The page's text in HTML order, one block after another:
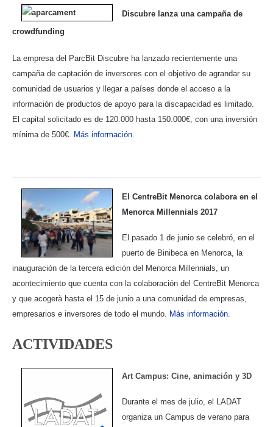
Discubre lanza una campaña de
crowdfunding
La empresa del ParcBit Discubre ha lanzado recientemente una
campaña de captación de inversores con el objetivo de agrandar su
comunidad de usuarios y llegar a países donde el acceso a la
información de productos de apoyo para la discapacidad es limitado.
El capital solicitado es de 120.000 hasta 150.000€, con una inversión
mínima de 500€. Más información.
El CentreBit Menorca colabora en el
Menorca Millennials 2017
El pasado 1 de junio se celebró, en el
puerto de Binibeca en Menorca, la
inauguración de la tercera edición del Menorca Millennials, un
acontecimiento que cuenta con la colaboración del CentreBit Menorca
y que acogerà hasta el 15 de junio a una comunidad de empresas,
empresarios e inversores de todo el mundo. Más información.
ACTIVIDADES
Art Campus: Cine, animación y 3D
Durante el mes de julio, el LADAT
organiza un Campus de verano para